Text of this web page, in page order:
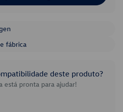
fábrica
deste produto?
está pronta para ajudar!